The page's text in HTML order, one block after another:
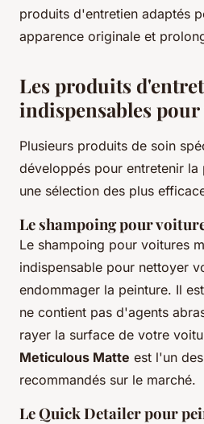
produits d'entretien adaptés
apparence originale et
Les produits
indispensables
Plusieurs produits de soin
développés pour entretenir la
une sélection des plus
Le shampoing pour
Le shampoing pour voitures
indispensable pour nettoyer
endommager la peinture. Il
ne contient pas d'agents
rayer la surface de votre
Meticulous Matte est l'un
recommandés sur le marché.
Le Quick Detailer pour